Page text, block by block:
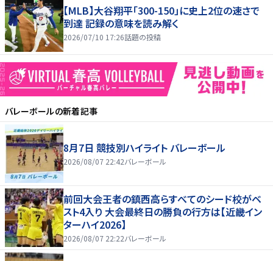
【MLB】大谷翔平「300-150」に史上2位の速さで
到達 記録の意味を読み解く
2026/07/10 17:26話題の投稿
バレーボールの新着記事
8月7日 競技別ハイライト バレーボール
2026/08/07 22:42バレーボール
前回大会王者の鎮西高らすべてのシード校がベ
スト4入り 大会最終日の勝負の行方は【近畿イン
ターハイ2026】
2026/08/07 22:22バレーボール